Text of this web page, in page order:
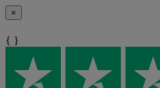
×
{ }